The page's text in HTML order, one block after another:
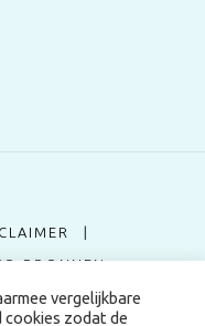
BRONNEN
Vereniging
vergelijkbare
cookies zodat de